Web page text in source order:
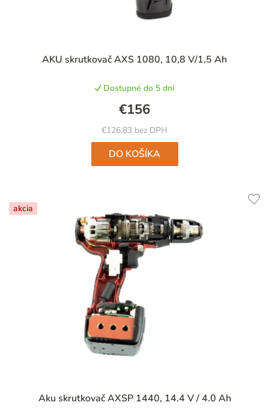
AKU skrutkovač AXS 1080, 10,8 V/1,5 Ah
Dostupné do 5 dní
€126,83 bez DPH
€156
DO KOŠÍKA
akcia
Aku skrutkovač AXSP 1440, 14.4 V / 4.0 Ah